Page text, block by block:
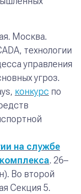
Москва.
технологии
управления
угроз.
конкурс по
на службе
. 26–
Во второй
Секция 5.